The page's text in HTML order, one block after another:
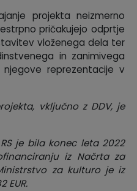
projekta neizmerno
pričakujejo odprtje
vloženega dela ter
in zanimivega
reprezentacije v
vključno z DDV, je
je bila konec leta 2022
iz Načrta za
za kulturo je iz
EUR.